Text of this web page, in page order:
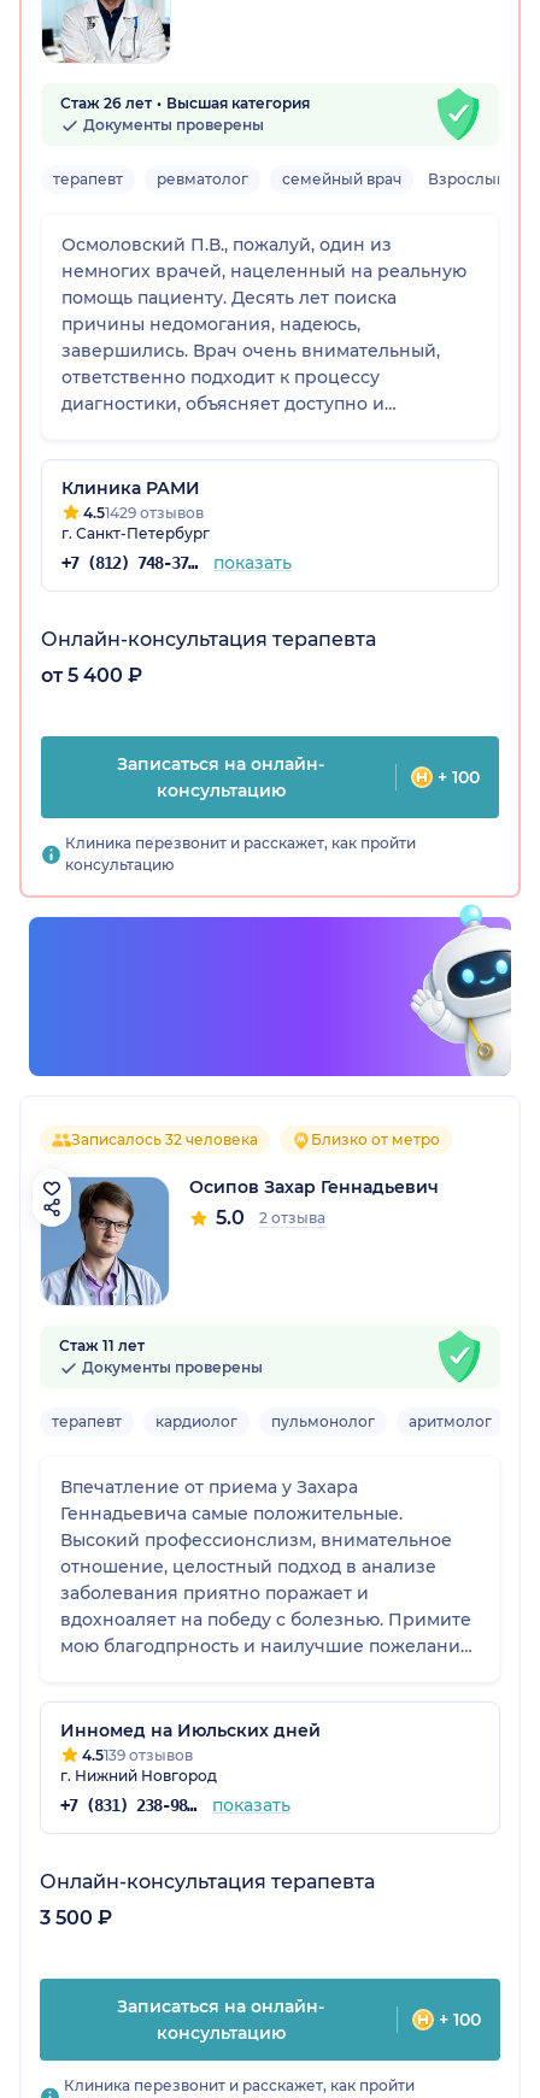
Стаж 26 лет
Высшая категория
Документы проверены
терапевт ревматолог семейный врач Взрослый
Осмоловский П.В., пожалуй, один из
немногих врачей, нацеленный на реальную
помощь пациенту. Десять лет поиска
причины недомогания, надеюсь,
завершились. Врач очень внимательный,
ответственно подходит к процессу
диагностики, объясняет доступно и
назначенное лечение так же принесет
хорошие результаты. Спасибо
Клиника РАМИ
4.51429 отзывов
г. Санкт-Петербург
+7 (812) 748-37-76 показать
Онлайн-консультация терапевта
от 5 400 ₽
Записаться на онлайн-
консультацию
+ 100
Клиника перезвонит и расскажет, как пройти
консультацию
Записалось 32 человека Близко от метро
Осипов Захар Геннадьевич
5.0 2 отзыва
Стаж 11 лет
Документы проверены
терапевт кардиолог пульмонолог аритмолог
Впечатление от приема у Захара
Геннадьевича самые положительные.
Высокий профессионслизм, внимательное
отношение, целостный подход в анализе
заболевания приятно поражает и
вдохноаляет на победу с болезнью. Примите
мою благодпрность и наилучшие пожелания
Инномед на Июльских дней
4.5139 отзывов
г. Нижний Новгород
+7 (831) 238-98-86 показать
Онлайн-консультация терапевта
3 500 ₽
Записаться на онлайн-
консультацию
+ 100
Клиника перезвонит и расскажет, как пройти